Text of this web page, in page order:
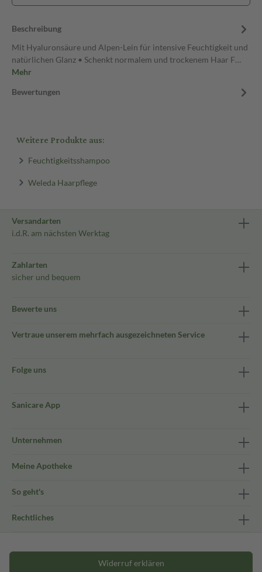
Beschreibung
Mit Hyaluronsäure und Alpen-Lein für intensive Feuchtigkeit und
natürlichen Glanz • Schenkt normalem und trockenem Haar F…
Mehr
Bewertungen
Weitere Produkte aus:
Feuchtigkeitsshampoo
Weleda Haarpflege
Versandarten
i.d.R. am nächsten Werktag
Zahlarten
sicher und bequem
Bewerte uns
Vertraue unserem mehrfach ausgezeichneten Service
Folge uns
Sanicare App
Unternehmen
Meine Apotheke
So geht's
Rechtliches
Widerruf erklären